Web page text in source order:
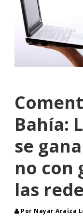
Bahía:
se
no con
las
Por Nayar Araiza